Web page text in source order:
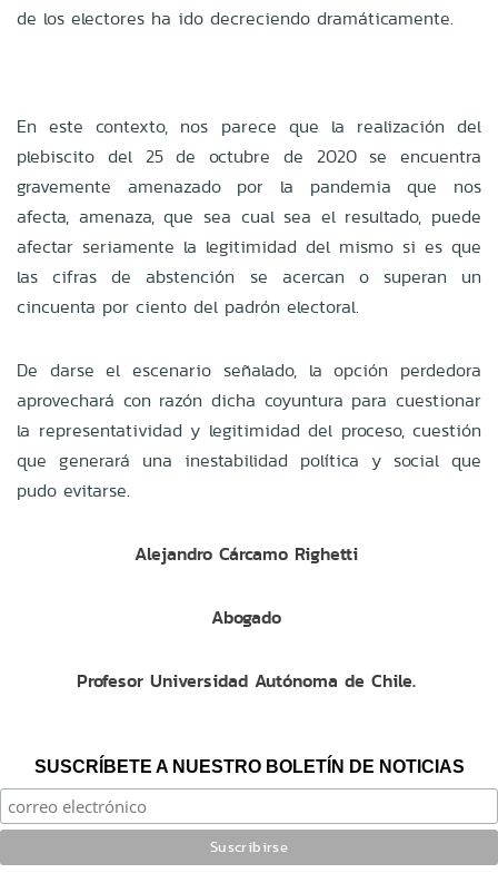
de los electores ha ido decreciendo dramáticamente.
En este contexto, nos parece que la realización del
plebiscito del 25 de octubre de 2020 se encuentra
gravemente amenazado por la pandemia que nos
afecta, amenaza, que sea cual sea el resultado, puede
afectar seriamente la legitimidad del mismo si es que
las cifras de abstención se acercan o superan un
cincuenta por ciento del padrón electoral.
De darse el escenario señalado, la opción perdedora
aprovechará con razón dicha coyuntura para cuestionar
la representatividad y legitimidad del proceso, cuestión
que generará una inestabilidad política y social que
pudo evitarse.
Alejandro Cárcamo Righetti
Abogado
Profesor Universidad Autónoma de Chile.
SUSCRÍBETE A NUESTRO BOLETÍN DE NOTICIAS